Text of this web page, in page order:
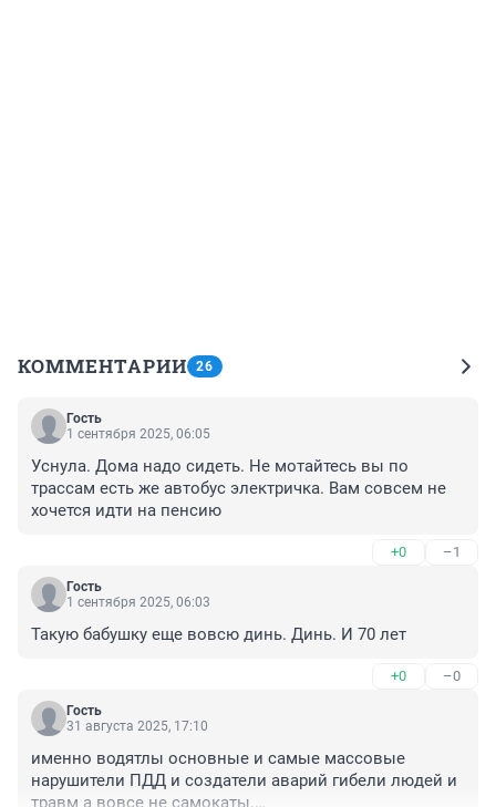
КОММЕНТАРИИ 26
Гость
1 сентября 2025, 06:05
Уснула. Дома надо сидеть. Не мотайтесь вы по
трассам есть же автобус электричка. Вам совсем не
хочется идти на пенсию
+0 –1
Гость
1 сентября 2025, 06:03
Такую бабушку еще вовсю динь. Динь. И 70 лет
+0 –0
Гость
31 августа 2025, 17:10
именно водятлы основные и самые массовые
нарушители ПДД и создатели аварий гибели людей и
травм а вовсе не самокаты.